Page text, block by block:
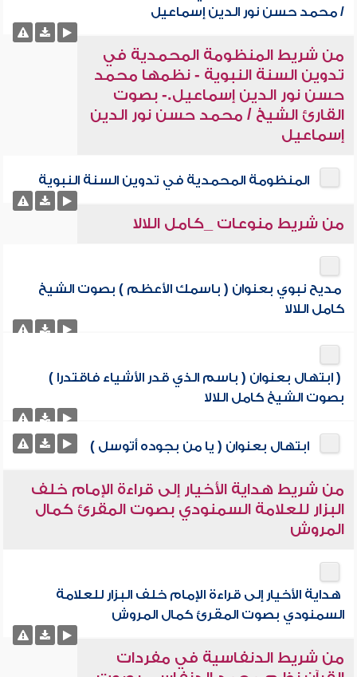
/ محمد حسن نور الدين إسماعيل
من شريط المنظومة المحمدية في
تدوين السنة النبوية - نظمها محمد
حسن نور الدين إسماعيل.- بصوت
القارئ الشيخ / محمد حسن نور الدين
إسماعيل
المنظومة المحمدية في تدوين السنة النبوية
من شريط منوعات _كامل اللالا
مديح نبوي بعنوان ( باسمك الأعظم ) بصوت الشيخ
كامل اللالا
( ابتهال بعنوان ( باسم الذي قدر الأشياء فاقتدرا )
بصوت الشيخ كامل اللالا
ابتهال بعنوان ( يا من بجوده أتوسل )
من شريط هداية الأخيار إلى قراءة الإمام خلف
البزار للعلامة السمنودي بصوت المقرئ كمال
المروش
هداية الأخيار إلى قراءة الإمام خلف البزار للعلامة
السمنودي بصوت المقرئ كمال المروش
من شريط الدنفاسية في مفردات